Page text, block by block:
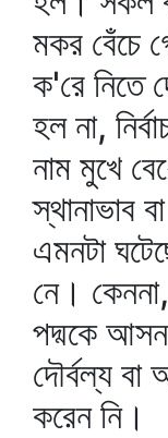
মকর বেঁচে
ক'রে নিতে
হল না,
নাম মুখে
স্থানাভাব
এমনটা
নে।
পদ্মকে আসন
দৌর্বল্য বা
করেন নি।